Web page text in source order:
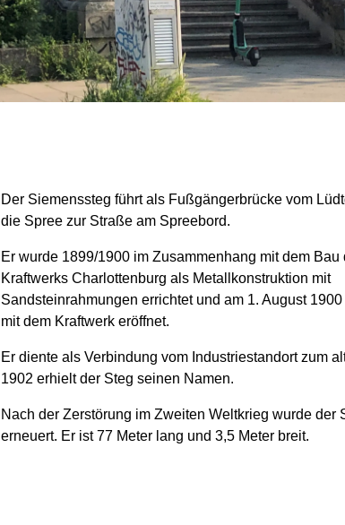
Der Siemenssteg führt als Fußgängerbrücke vom
die Spree zur Straße am Spreebord.
Er wurde 1899/1900 im Zusammenhang mit dem Bau
Kraftwerks Charlottenburg als Metallkonstruktion mit
Sandsteinrahmungen errichtet und am 1. August
mit dem Kraftwerk eröffnet.
Er diente als Verbindung vom Industriestandort zum
1902 erhielt der Steg seinen Namen.
Nach der Zerstörung im Zweiten Weltkrieg wurde der
erneuert. Er ist 77 Meter lang und 3,5 Meter breit.